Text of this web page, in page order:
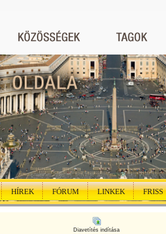
HÍREK FÓRUM LINKEK FRISS
Diavetítés indítása